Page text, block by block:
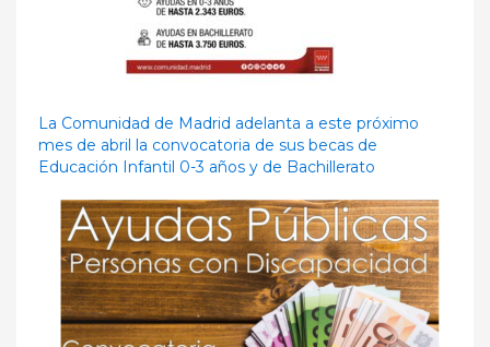
La Comunidad de Madrid adelanta a este próximo
mes de abril la convocatoria de sus becas de
Educación Infantil 0-3 años y de Bachillerato